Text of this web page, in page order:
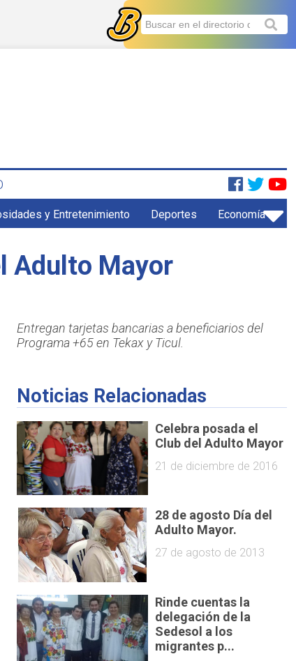
y Entretenimiento Deportes Economía
Adulto Mayor
Entregan tarjetas bancarias a beneficiarios del
Programa +65 en Tekax y Ticul.
Noticias Relacionadas
Celebra posada el
Club del Adulto Mayor
21 de diciembre de 2016
28 de agosto Día del
Adulto Mayor.
27 de agosto de 2013
Rinde cuentas la
delegación de la
Sedesol a los
migrantes p...